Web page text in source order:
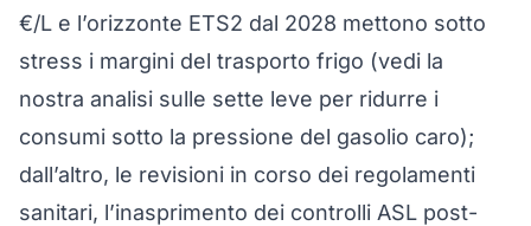
€/L e l’orizzonte ETS2 dal 2028 mettono sotto
stress i margini del trasporto frigo (vedi la
nostra analisi sulle sette leve per ridurre i
consumi sotto la pressione del gasolio caro);
dall’altro, le revisioni in corso dei regolamenti
sanitari, l’inasprimento dei controlli ASL post-